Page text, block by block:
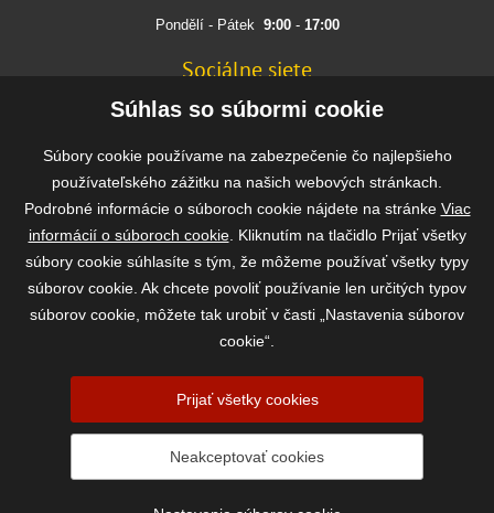
Pondělí - Pátek 9:00- 17:00
Sociálne siete
FACEBOOK
Rýchla a bezpečná platba
2026 ©www.vasekrmivo.sk- Tomáš Kroupa e-shop, Kanice 307, 664 01
Brno-venkov, IČ: 75785439
Súhlas so súbormi cookie
Súbory cookie používame na zabezpečenie čo najlepšieho
používateľského zážitku na našich webových stránkach.
Podrobné informácie o súboroch cookie nájdete na stránke Viac
informácií o súboroch cookie. Kliknutím na tlačidlo Prijať všetky
súbory cookie súhlasíte s tým, že môžeme používať všetky typy
súborov cookie. Ak chcete povoliť používanie len určitých typov
súborov cookie, môžete tak urobiť v časti „Nastavenia súborov
cookie“.
Prijať všetky cookies
Neakceptovať cookies